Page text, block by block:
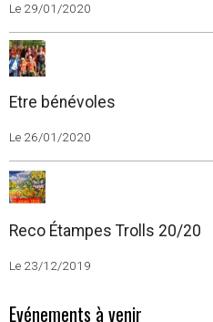
Le 29/01/2020
Etre bénévoles
Le 26/01/2020
Reco Étampes Trolls 20/20
Le 23/12/2019
Evénements à venir